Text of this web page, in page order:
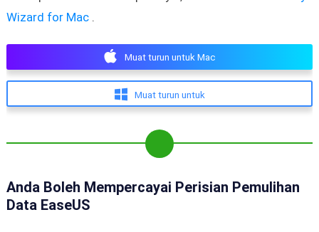
Wizard for Mac.
Muat turun untuk Mac
Muat turun untuk
Anda Boleh Mempercayai Perisian Pemulihan
Data EaseUS